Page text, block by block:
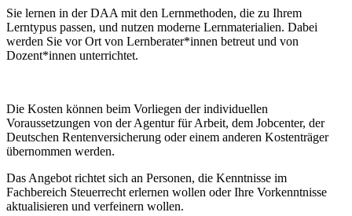
Sie lernen in der DAA mit den Lernmethoden, die zu Ihrem
Lerntypus passen, und nutzen moderne Lernmaterialien. Dabei
werden Sie vor Ort von Lernberater*innen betreut und von
Dozent*innen unterrichtet.
Die Kosten können beim Vorliegen der individuellen
Voraussetzungen von der Agentur für Arbeit, dem Jobcenter, der
Deutschen Rentenversicherung oder einem anderen Kostenträger
übernommen werden.
Das Angebot richtet sich an Personen, die Kenntnisse im
Fachbereich Steuerrecht erlernen wollen oder Ihre Vorkenntnisse
aktualisieren und verfeinern wollen.